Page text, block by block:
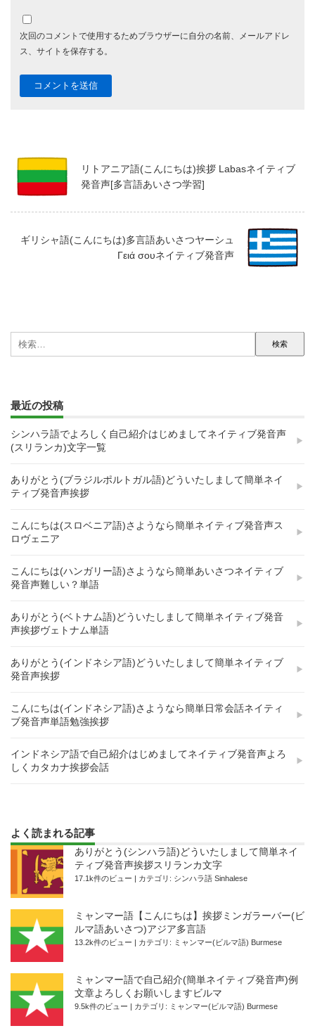
次回のコメントで使用するためブラウザーに自分の名前、メールアドレ
ス、サイトを保存する。
リトアニア語(こんにちは)挨拶 Labasネイティブ
発音声[多言語あいさつ学習]
ギリシャ語(こんにちは)多言語あいさつヤーシュ
Γειά σουネイティブ発音声
索:
最近の投稿
シンハラ語でよろしく自己紹介はじめましてネイティブ発音声
(スリランカ)文字一覧
ありがとう(ブラジルポルトガル語)どういたしまして簡単ネイ
ティブ発音声挨拶
こんにちは(スロベニア語)さようなら簡単ネイティブ発音声ス
ロヴェニア
こんにちは(ハンガリー語)さようなら簡単あいさつネイティブ
発音声難しい？単語
ありがとう(ベトナム語)どういたしまして簡単ネイティブ発音
声挨拶ヴェトナム単語
ありがとう(インドネシア語)どういたしまして簡単ネイティブ
発音声挨拶
こんにちは(インドネシア語)さようなら簡単日常会話ネイティ
ブ発音声単語勉強挨拶
インドネシア語で自己紹介はじめましてネイティブ発音声よろ
しくカタカナ挨拶会話
よく読まれる記事
ありがとう(シンハラ語)どういたしまして簡単ネイ
ティブ発音声挨拶スリランカ文字
17.1k件のビュー カテゴリ: シンハラ語 Sinhalese
ミャンマー語【こんにちは】挨拶ミンガラーバー(ビ
ルマ語あいさつ)アジア多言語
13.2k件のビュー カテゴリ: ミャンマー(ビルマ語) Burmese
ミャンマー語で自己紹介(簡単ネイティブ発音声)例
文章よろしくお願いしますビルマ
9.5k件のビュー カテゴリ: ミャンマー(ビルマ語) Burmese